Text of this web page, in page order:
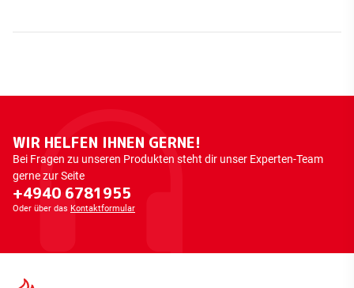
WIR HELFEN IHNEN GERNE!
Bei Fragen zu unseren Produkten steht dir unser Experten-Team
gerne zur Seite
+4940 6781955
Oder über das Kontaktformular